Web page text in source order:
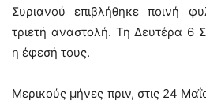
Συριανού επιβλήθηκε ποινή
τριετή αναστολή. Τη Δευτέρα 6
η έφεσή τους.
Μερικούς μήνες πριν, στις 24